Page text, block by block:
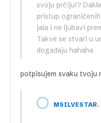
svoju prčiju!?
pristup
jala i ne ljubavi
Takve se stvari u
događaju hahaha
potpisujem svaku tvoju
MSILVESTAR,